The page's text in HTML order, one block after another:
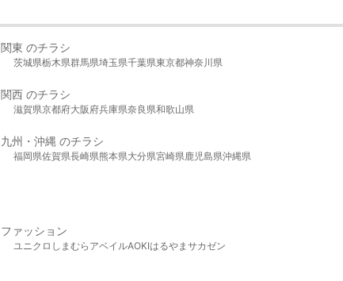
関東 のチラシ
茨城県栃木県群馬県埼玉県千葉県東京都神奈川県
関西 のチラシ
滋賀県京都府大阪府兵庫県奈良県和歌山県
九州・沖縄 のチラシ
福岡県佐賀県長崎県熊本県大分県宮崎県鹿児島県沖縄県
ファッション
ユニクロ しまむら アベイルAOKIはるやま サカゼン